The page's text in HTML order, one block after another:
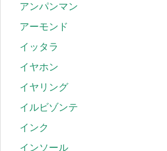
アンパンマン
アーモンド
イッタラ
イヤホン
イヤリング
イルビゾンテ
インク
インソール